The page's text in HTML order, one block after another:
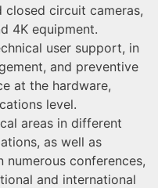
circuit cameras,
4K equipment.
user support, in
and preventive
at the hardware,
level.
areas in different
as well as
conferences,
and international